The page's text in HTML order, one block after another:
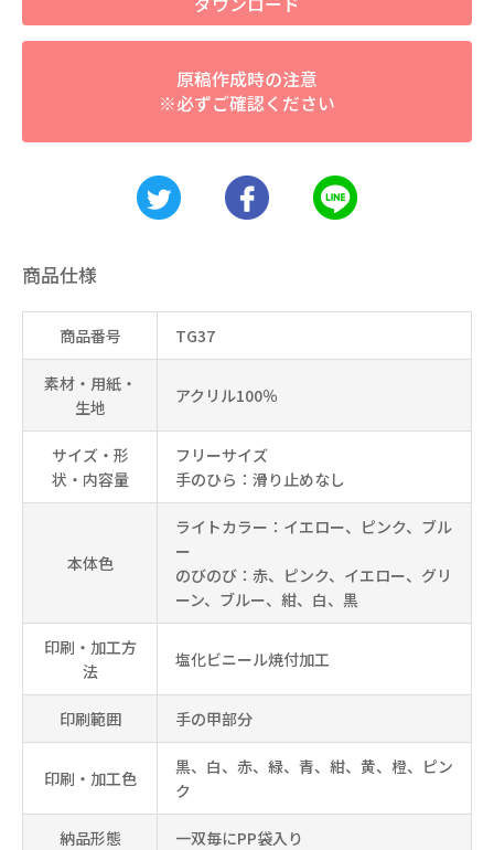
原稿作成時の注意
※必ずご確認ください
商品仕様
商品番号 TG37
素材・用紙・
生地
アクリル100％
サイズ・形
状・内容量
フリーサイズ
手のひら：滑り止めなし
本体色
ライトカラー：イエロー、ピンク、ブル
ー
のびのび：赤、ピンク、イエロー、グリ
ーン、ブルー、紺、白、黒
印刷・加工方
法
塩化ビニール焼付加工
印刷範囲 手の甲部分
印刷・加工色
黒、白、赤、緑、青、紺、黄、橙、ピン
ク
納品形態 一双毎にPP袋入り